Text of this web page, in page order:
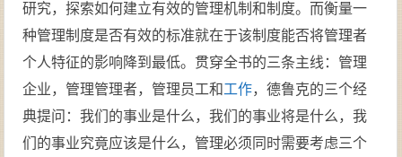
研究，探索如何建立有效的管理机制和制度。而衡量一
种管理制度是否有效的标准就在于该制度能否将管理者
个人特征的影响降到最低。贯穿全书的三条主线：管理
企业，管理管理者，管理员工和工作，德鲁克的三个经
典提问：我们的事业是什么，我们的事业将是什么，我
们的事业究竟应该是什么，管理必须同时需要考虑三个